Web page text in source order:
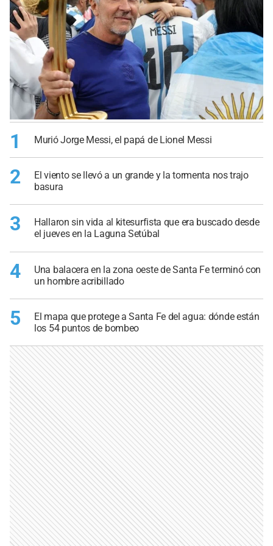
1 Murió Jorge Messi, el papá de Lionel Messi
2
El viento se llevó a un grande y la tormenta nos trajo
basura
3
Hallaron sin vida al kitesurfista que era buscado desde
el jueves en la Laguna Setúbal
4
Una balacera en la zona oeste de Santa Fe terminó con
un hombre acribillado
5
El mapa que protege a Santa Fe del agua: dónde están
los 54 puntos de bombeo